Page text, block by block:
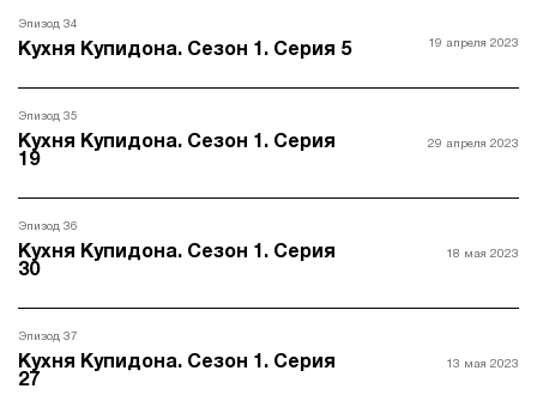
Эпизод 34
Кухня Купидона. Сезон 1. Серия 5 19 апреля 2023
Эпизод 35
Кухня Купидона. Сезон 1. Серия
19
29 апреля 2023
Эпизод 36
Кухня Купидона. Сезон 1. Серия
30
18 мая 2023
Эпизод 37
Кухня Купидона. Сезон 1. Серия
27
13 мая 2023